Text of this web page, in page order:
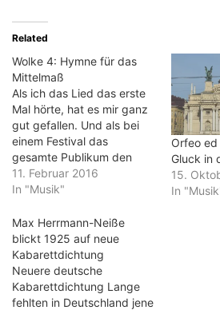
Related
Wolke 4: Hymne für das
Mittelmaß
Als ich das Lied das erste
Mal hörte, hat es mir ganz
gut gefallen. Und als bei
einem Festival das
gesamte Publikum den
Refrain von Philipp
Dittberner lauthals
erfreut. Aber je häufiger ich
"Wolke 4" im Radio höre,
umso mehr ärgere ich mich
über den Text.…
11. Februar 2016
In "Musik"
Orfeo
Gluck in
15.
In
Max Herrmann-Neiße
blickt 1925 auf neue
Kabarettdichtung
Neuere deutsche
Kabarettdichtung Lange
fehlten in Deutschland jene